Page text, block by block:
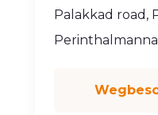
Palakkad road,